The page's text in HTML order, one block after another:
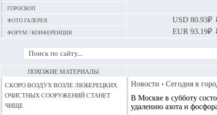
Гороскоп
Фото галерея
Форум / конференция
USD 80.93₽
EUR 93.19₽
Новости › Сегодня в
В Москве в субботу
удалению азота и
ПОХОЖИЕ МАТЕРИАЛЫ
Скоро воздух возле Люберецких
очистных сооружений станет
чище